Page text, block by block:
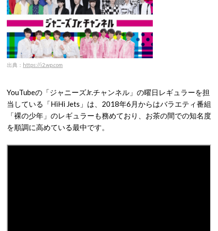
出典： https://i2.wp.com
YouTubeの「ジャニーズJr.チャンネル」の曜日レギュラーを担
当している「HiHi Jets」は、2018年6月からはバラエティ番組
「裸の少年」のレギュラーも務めており、お茶の間での知名度
を順調に高めている最中です。